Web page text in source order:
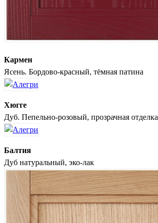
Кармен
Ясень. Бордово-красный, тёмная патина
Хюгге
Дуб. Пепельно-розовый, прозрачная отделка
Балтия
Дуб натуральный, эко-лак